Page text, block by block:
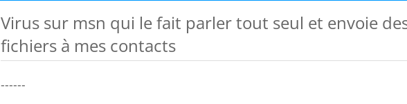
Virus sur msn qui le fait parler tout seul et envoie
fichiers à mes contacts
------